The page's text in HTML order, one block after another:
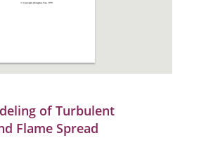
of Turbulent
Flame Spread